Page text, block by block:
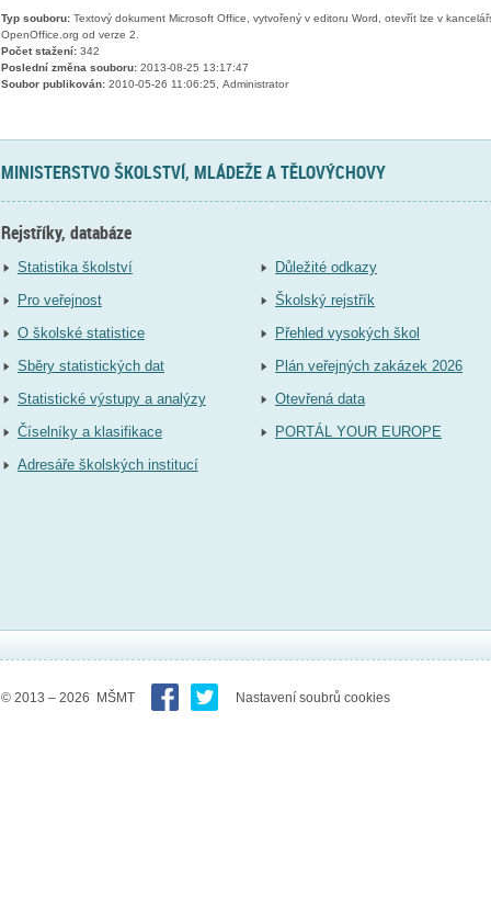
Typ souboru:Textový dokument Microsoft Office, vytvořený v editoru Word, otevřít lze v
OpenOffice.org od verze 2.
Počet stažení:342
Poslední změna souboru:2013-08-25 13:17:47
Soubor publikován:2010-05-26 11:06:25, Administrator
MINISTERSTVO ŠKOLSTVÍ, MLÁDEŽE A TĚLOVÝCHOVY
Rejstříky, databáze
Statistika školství
Pro veřejnost
O školské statistice
Sběry statistických dat
Statistické výstupy a analýzy
Číselníky a klasifikace
Adresáře školských institucí
Důležité odkazy
Školský rejstřík
Přehled vysokých škol
Plán veřejných zakázek 2026
Otevřená data
PORTÁL YOUR EUROPE
© 2013 – 2026 MŠMT Nastavení soubrů cookies